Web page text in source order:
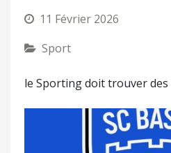
11 Février 2026
Sport
le Sporting doit trouver des